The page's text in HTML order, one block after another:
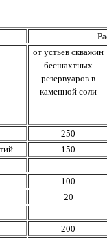
от устьев скважин
бесшахтных
резервуаров в
каменной соли
250
150
100
20
200